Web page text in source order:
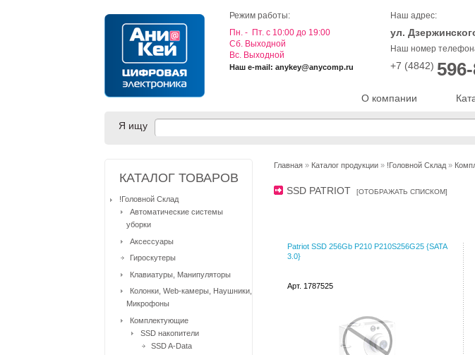
О компании
Режим работы:
Пн. - Пт. с 10:00 до 19:00
Cб. Выходной
Вс. Выходной
Наш e-mail: anykey@anycomp.ru
Наш адрес:
ул.
Наш номер
+7 (4842)
Я ищу
Главная » Каталог продукции » !Головной Склад »
SSD PATRIOT [ОТОБРАЖАТЬ СПИСКОМ]
Patriot SSD 256Gb P210 P210S256G25 {SATA
3.0}
Арт. 1787525
КАТАЛОГ ТОВАРОВ
!Головной Склад
Автоматические системы
уборки
Аксессуары
Гироскутеры
Клавиатуры, Манипуляторы
Колонки, Web-камеры, Наушники,
Микрофоны
Комплектующие
SSD накопители
SSD A-Data